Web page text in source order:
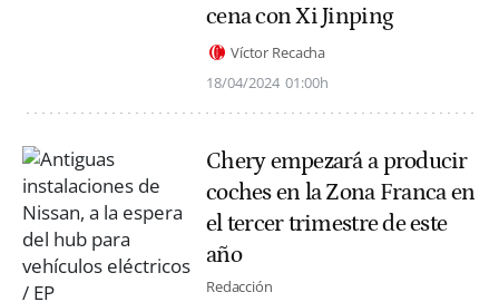
cena con Xi Jinping
Víctor Recacha
18/04/2024 01:00h
Chery empezará a producir
coches en la Zona Franca en
el tercer trimestre de este
año
Redacción